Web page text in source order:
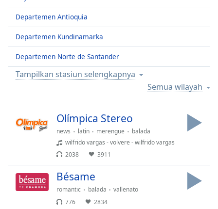
Seek to
currently
behind
Remaining
Time-
Playback
Rate
Descriptions
descriptions
Departemen Antioquia
Departemen Kundinamarka
Departemen Norte de Santander
Tampilkan stasiun selengkapnya
Semua wilayah
Olímpica Stereo
news latin merengue
balada
wilfrido vargas - volvere - wilfrido vargas
2038
3911
Bésame
romantic balada
vallenato
776
2834